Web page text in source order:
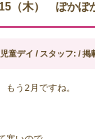
（木） ぽかぽ
童デイ / スタッフ: / 掲
もう2月ですね。